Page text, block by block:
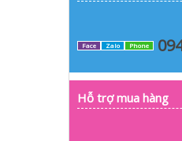
Face Zalo Phone
Hỗ trợ mua hàng